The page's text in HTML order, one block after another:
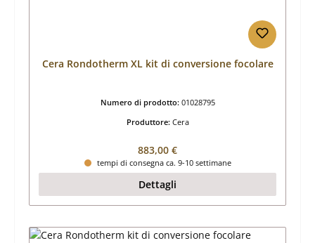
Cera Rondotherm XL kit di conversione focolare
Numero di prodotto: 01028795
Produttore: Cera
Prezzo normale:
883,00 €
tempi di consegna ca. 9-10 settimane
Dettagli